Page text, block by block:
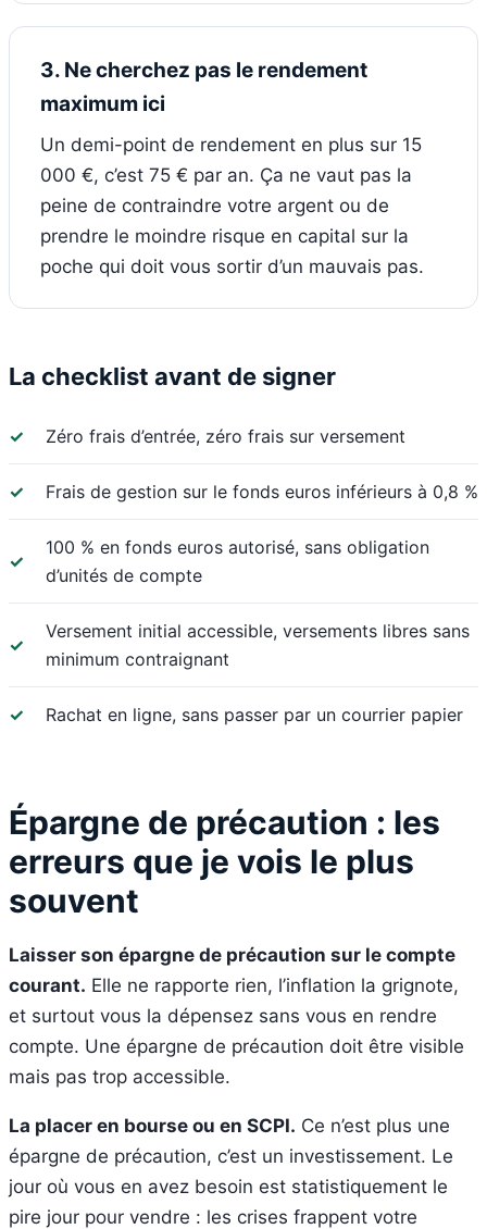
3. Ne cherchez pas le rendement
maximum ici
Un demi-point de rendement en plus sur 15
000 €, c’est 75 € par an. Ça ne vaut pas la
peine de contraindre votre argent ou de
prendre le moindre risque en capital sur la
poche qui doit vous sortir d’un mauvais pas.
La checklist avant de signer
✓ Zéro frais d’entrée, zéro frais sur versement
✓ Frais de gestion sur le fonds euros inférieurs à 0,8 %
✓
100 % en fonds euros autorisé, sans obligation
d’unités de compte
✓
Versement initial accessible, versements libres sans
minimum contraignant
✓ Rachat en ligne, sans passer par un courrier papier
Épargne de précaution : les
erreurs que je vois le plus
souvent
Laisser son épargne de précaution sur le compte
courant. Elle ne rapporte rien, l’inflation la grignote,
et surtout vous la dépensez sans vous en rendre
compte. Une épargne de précaution doit être visible
mais pas trop accessible.
La placer en bourse ou en SCPI. Ce n’est plus une
épargne de précaution, c’est un investissement. Le
jour où vous en avez besoin est statistiquement le
pire jour pour vendre : les crises frappent votre